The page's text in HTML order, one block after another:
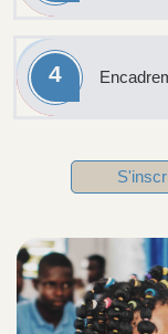
4